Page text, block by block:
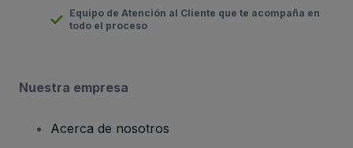
Equipo de Atención al Cliente que te acompaña en
todo el proceso
Nuestra empresa
Acerca de nosotros